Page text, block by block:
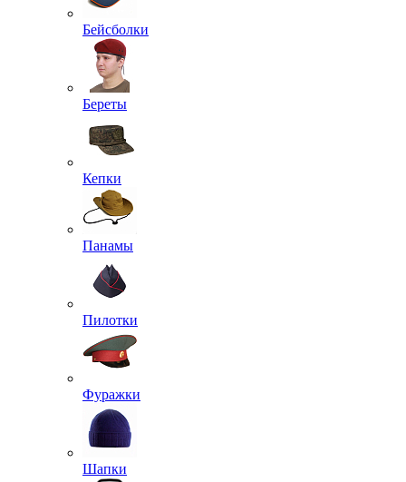
Бейсболки
Береты
Кепки
Панамы
Пилотки
Фуражки
Шапки